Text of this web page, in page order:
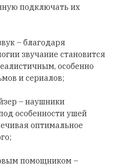
подключать их
– благодаря
звучание становится
особенно
и сериалов;
– наушники
особенности ушей
оптимальное
помощником –